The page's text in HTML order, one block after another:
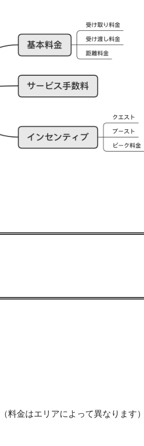
（料金はエリアによって異なります）